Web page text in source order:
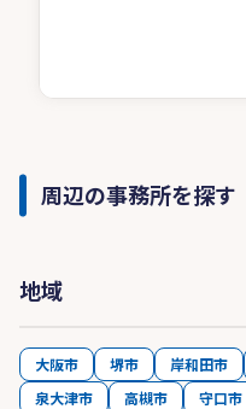
周辺の事務所を探す
地域
大阪市 堺市 岸和田市
泉大津市
高槻市 守口市